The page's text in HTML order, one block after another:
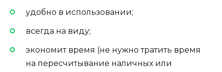
удобно в использовании;
всегда на виду;
экономит время (не нужно тратить время
на пересчитывание наличных или